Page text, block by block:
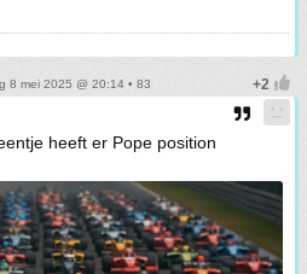
8 mei 2025 @ 20:14 • 83
heeft er Pope position